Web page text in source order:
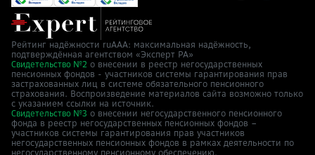
Рейтинг надёжности ruAAA: максимальная надёжность,
подтверждённая агентством «Эксперт РА»
Свидетельство №2 о внесении в реестр негосударственных
пенсионных фондов - участников системы гарантирования прав
застрахованных лиц в системе обязательного пенсионного
страхования. Воспроизведение материалов сайта возможно только
с указанием ссылки на источник.
Свидетельство №3 о внесении негосударственного пенсионного
фонда в реестр негосударственных пенсионных фондов –
участников системы гарантирования прав участников
негосударственных пенсионных фондов в рамках деятельности по
негосударственному пенсионному обеспечению.